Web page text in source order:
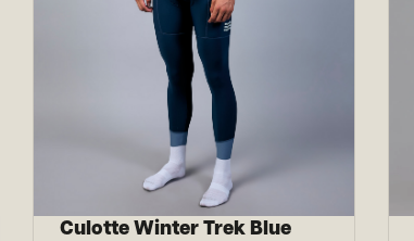
Culotte Winter Trek Blue